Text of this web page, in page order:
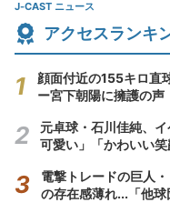
J-CAST ニュース
アクセスランキ
顔面付近の155キロ直
ー宮下朝陽に擁護の
元卓球・石川佳純、
可愛い」「かわいい
電撃トレードの巨人
の存在感薄れ...「他